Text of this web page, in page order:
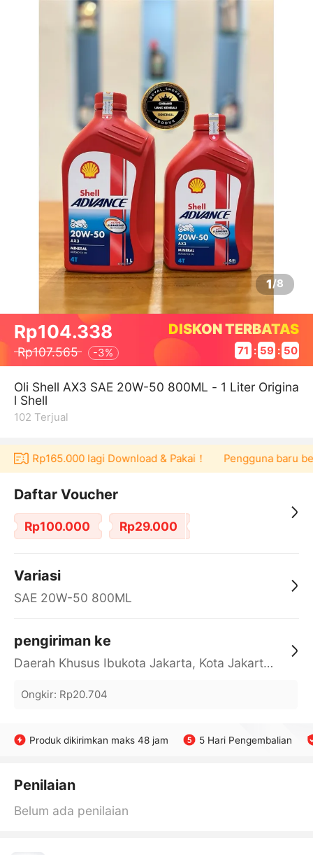
1/8
Rp104.338
Rp107.565 -3%
DISKON TERBATAS
71 : 59 : 50
Oli Shell AX3 SAE 20W-50 800ML - 1 Liter Origina
l Shell
102 Terjual
Rp165.000 lagi Download & Pakai！ Pengguna baru
Daftar Voucher
Rp100.000 Rp29.000
Variasi
SAE 20W-50 800ML
pengiriman ke
Daerah Khusus Ibukota Jakarta, Kota Jakarta Barat, Cengkareng, yy
Ongkir: Rp20.704
Produk dikirimkan maks 48 jam 5 Hari Pengembalian
Penilaian
Belum ada penilaian